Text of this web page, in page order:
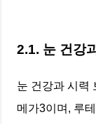
2.1. 눈 건강
눈 건강과 시력
메가3이며, 루